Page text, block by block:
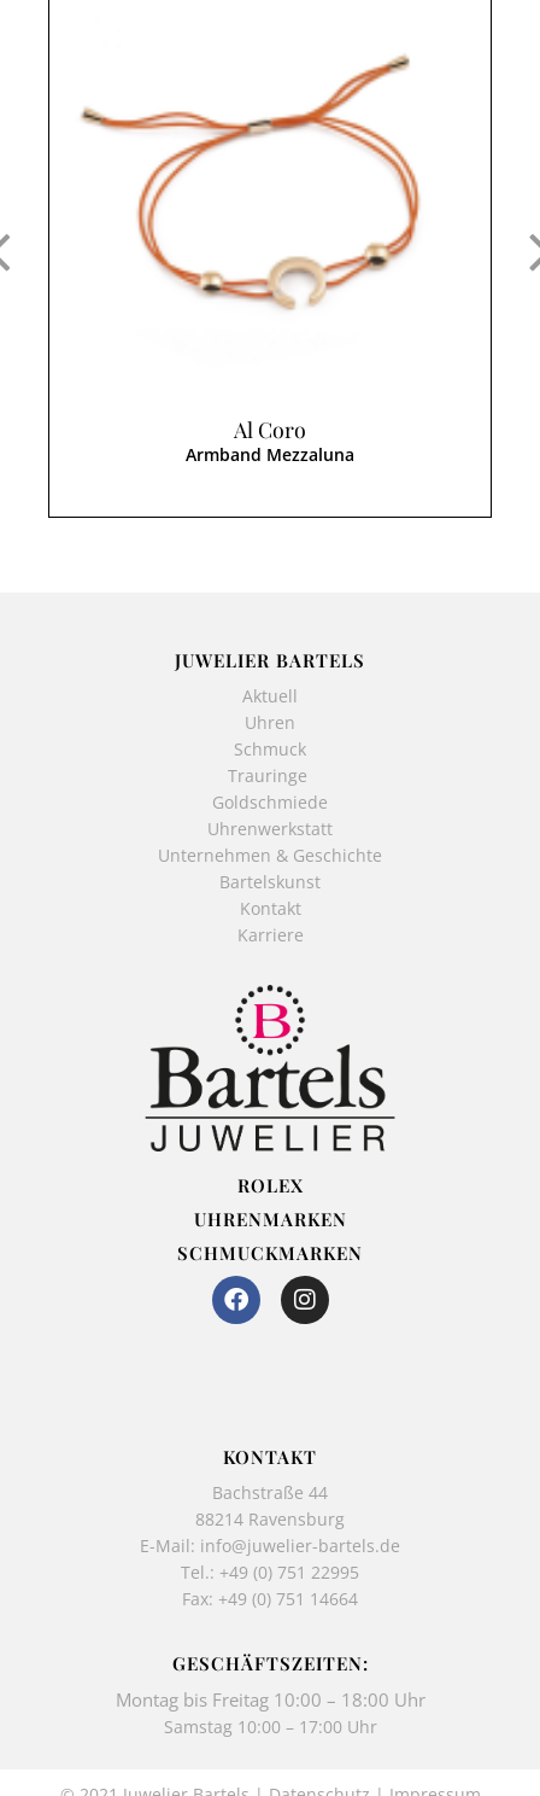
Al Coro
Armband Mezzaluna
JUWELIER BARTELS
Aktuell
Uhren
Schmuck
Trauringe
Goldschmiede
Uhrenwerkstatt
Unternehmen & Geschichte
Bartelskunst
Kontakt
Karriere
ROLEX
UHRENMARKEN
SCHMUCKMARKEN
F
a
k
-
f
I
n
a
KONTAKT
Bachstraße 44
88214 Ravensburg
E-Mail: info@juwelier-bartels.de
Tel.: +49 (0) 751 22995
Fax: +49 (0) 751 14664
GESCHÄFTSZEITEN:
Montag bis Freitag 10:00 – 18:00 Uhr
Samstag 10:00 – 17:00 Uhr